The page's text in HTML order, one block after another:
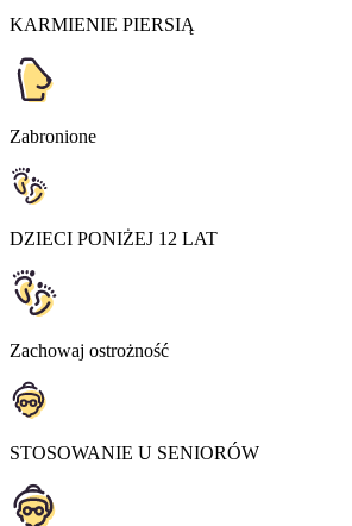
KARMIENIE PIERSIĄ
Zabronione
DZIECI PONIŻEJ 12 LAT
Zachowaj ostrożność
STOSOWANIE U SENIORÓW